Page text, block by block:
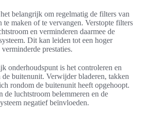
belangrijk om regelmatig de filters van
te maken of te vervangen. Verstopte filters
en verminderen daarmee de
Dit kan leiden tot een hoger
prestaties.
onderhoudspunt is het controleren en
de buitenunit. Verwijder bladeren, takken
rondom de buitenunit heeft opgehoopt.
de luchtstroom belemmeren en de
negatief beïnvloeden.